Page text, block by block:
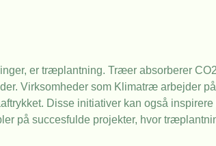
er træplantning. Træer absorberer
Virksomheder som Klimatræ arbejder
Disse initiativer kan også
på succesfulde projekter, hvor